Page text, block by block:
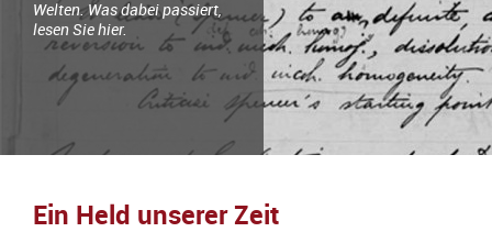
Welten. Was dabei passiert,
lesen Sie hier.
Ein Held unserer Zeit